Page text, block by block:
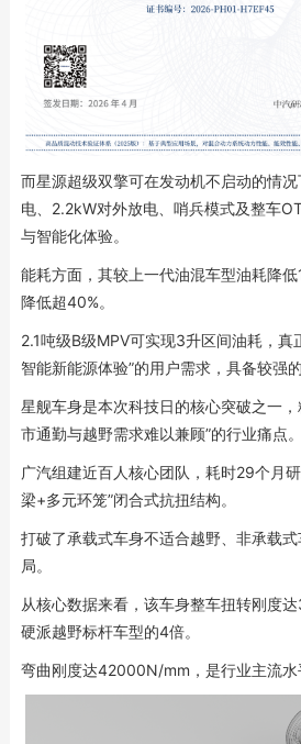
而星源超级双擎可在发动机不启动的情
电、2.2kW对外放电、哨兵模式及整车
与智能化体验。
能耗方面，其较上一代油混车型油耗降
降低超40%。
2.1吨级B级MPV可实现3升区间油耗，真
智能新能源体验”的用户需求，具备较强
星舰车身是本次科技日的核心突破之一
市通勤与越野需求难以兼顾”的行业痛点。
广汽组建近百人核心团队，耗时29个月
梁+多元环笼”闭合式抗扭结构。
打破了承载式车身不适合越野、非承载
局。
从核心数据来看，该车身整车扭转刚度
硬派越野标杆车型的4倍。
弯曲刚度达42000N/mm，是行业主流水